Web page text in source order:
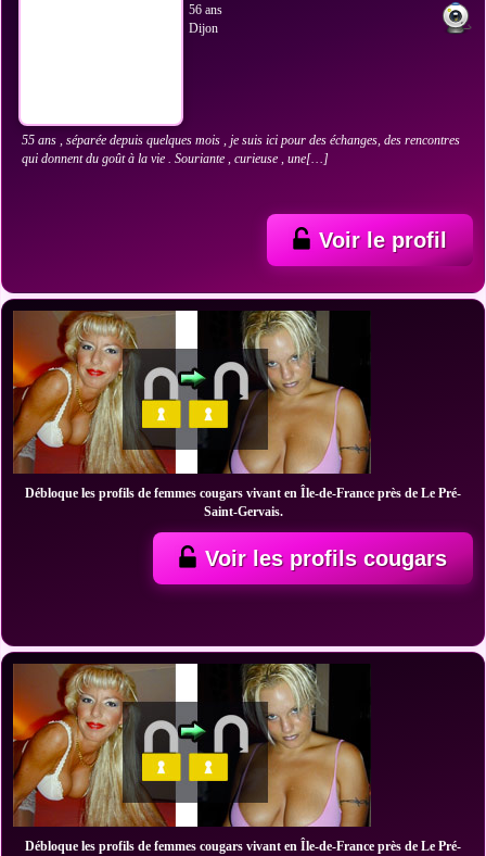
56 ans
Dijon
55 ans , séparée depuis quelques mois , je suis ici pour des échanges, des rencontres
qui donnent du goût à la vie . Souriante , curieuse , une[…]
Voir le profil
Débloque les profils de femmes cougars vivant en Île-de-France près de Le Pré-
Saint-Gervais.
Voir les profils cougars
Débloque les profils de femmes cougars vivant en Île-de-France près de Le Pré-